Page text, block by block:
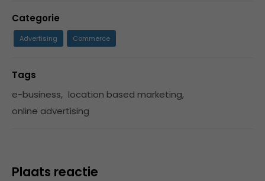
Categorie
Advertising Commerce
Tags
e-business, location based marketing,
online advertising
Plaats reactie